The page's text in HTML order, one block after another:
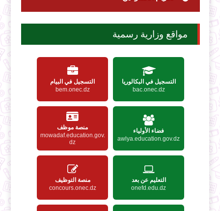
مواقع وزارية رسمية
التسجيل في البكالوريا
bac.onec.dz
التسجيل في البيام
bem.onec.dz
فضاء الأولياء
awlya.education.gov.dz
منصة موظف
mowadaf.education.gov.
dz
التعليم عن بعد
onefd.edu.dz
منصة التوظيف
concours.onec.dz